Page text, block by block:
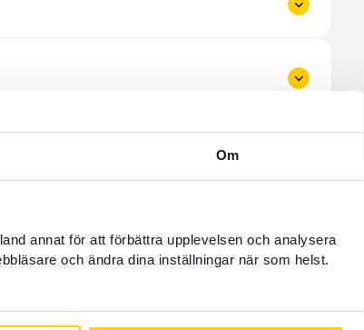
Om
annat för att förbättra upplevelsen och analysera
och ändra dina inställningar när som helst.